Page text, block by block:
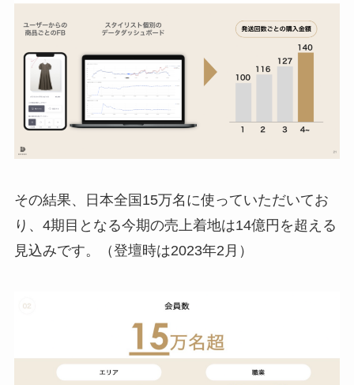
その結果、日本全国15万名に使っていただいてお
り、4期目となる今期の売上着地は14億円を超える
見込みです。（登壇時は2023年2月）